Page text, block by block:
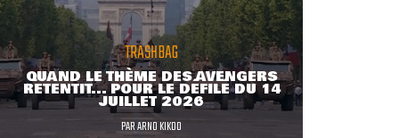
TRASHBAG
QUAND LE THÈME DES AVENGERS
RETENTIT... POUR LE DÉFILÉ DU 14
JUILLET 2026
PARARNO KIKOO